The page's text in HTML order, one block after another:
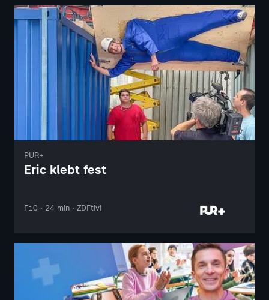
PUR+
Eric klebt fest
F10 · 24 min · ZDFtivi